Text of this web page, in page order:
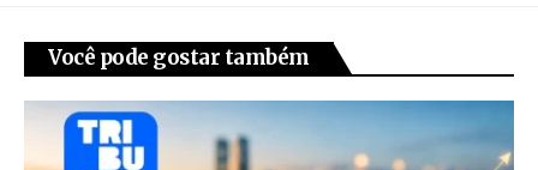
Você pode gostar também